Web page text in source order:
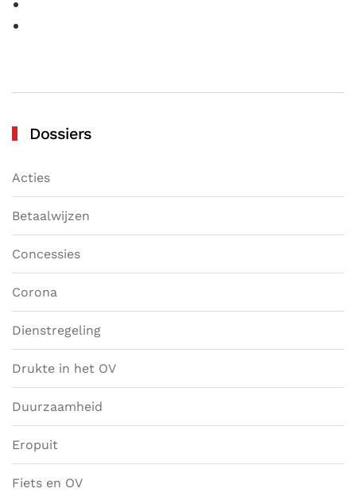
Dossiers
Acties
Betaalwijzen
Concessies
Corona
Dienstregeling
Drukte in het OV
Duurzaamheid
Eropuit
Fiets en OV